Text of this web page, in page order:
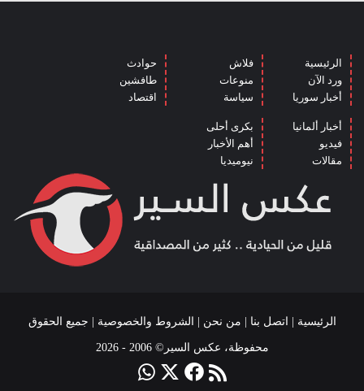
الرئيسية
ورد الآن
أخبار سوريا
فلاش
منوعات
سياسة
حوادث
طافشين
اقتصاد
أخبار ألمانيا
فيديو
مقالات
بكرى أحلى
أهم الأخبار
نيوميديا
الرئيسية اتصل بنا من نحن الشروط والخصوصية | جميع الحقوق
محفوظة، عكس السير© 2006 - 2026